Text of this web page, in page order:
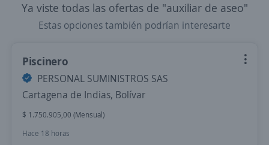
Ya viste todas las ofertas de "auxiliar de aseo"
Estas opciones también podrían interesarte
Piscinero
PERSONAL SUMINISTROS SAS
Cartagena de Indias, Bolívar
$ 1.750.905,00 (Mensual)
Hace 18 horas